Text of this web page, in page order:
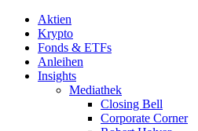
Aktien
Krypto
Fonds & ETFs
Anleihen
Insights
Mediathek
Closing Bell
Corporate Corner